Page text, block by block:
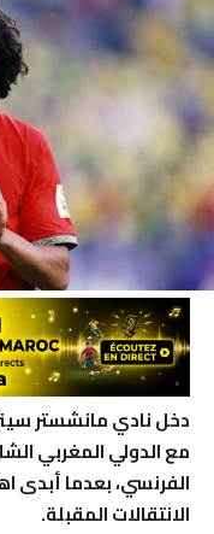
دخل نادي مانشستر
مع الدولي المغربي
الفرنسي، بعدما أبدى
الانتقالات المقبلة.